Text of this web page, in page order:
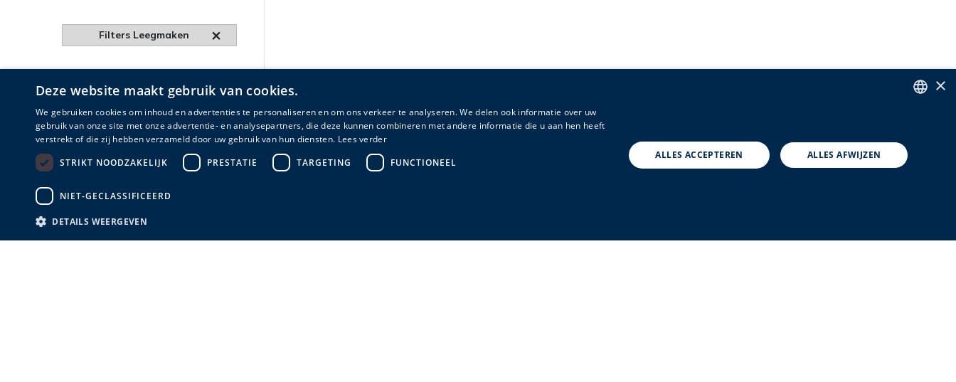
Filters Leegmaken
DUTCH
×
Deze website maakt gebruik van cookies.
We gebruiken cookies om inhoud en advertenties te personaliseren en om ons verkeer te analyseren. We delen ook informatie over uw
gebruik van onze site met onze advertentie- en analysepartners, die deze kunnen combineren met andere informatie die u aan hen heeft
verstrekt of die zij hebben verzameld door uw gebruik van hun diensten. Lees verder
STRIKT NOODZAKELIJK
PRESTATIE TARGETING FUNCTIONEEL
NIET-GECLASSIFICEERD
DETAILS WEERGEVEN
ALLES ACCEPTEREN ALLES AFWIJZEN